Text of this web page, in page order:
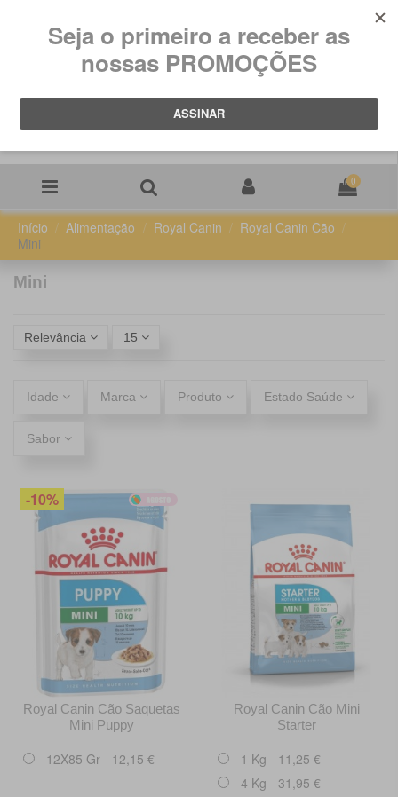
0
Início Alimentação Royal Canin
Royal Canin Cão
Mini
Mini
Relevância 15
Idade Marca Produto Estado Saúde
Sabor
-10%
Royal Canin Cão Saquetas
Mini Puppy
- 12X85 Gr - 12,15 €
Royal Canin Cão Mini
Starter
- 1 Kg - 11,25 €
- 4 Kg - 31,95 €